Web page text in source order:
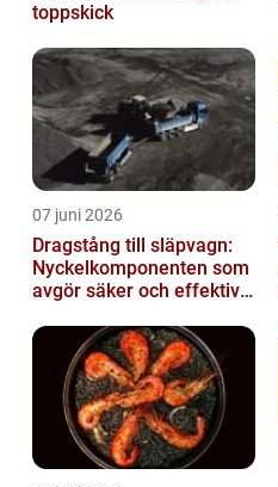
toppskick
07 juni 2026
Dragstång till släpvagn:
Nyckelkomponenten som
avgör säker och effektiv